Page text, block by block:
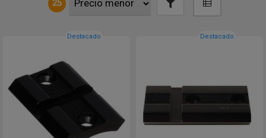
25
Destacado Destacado